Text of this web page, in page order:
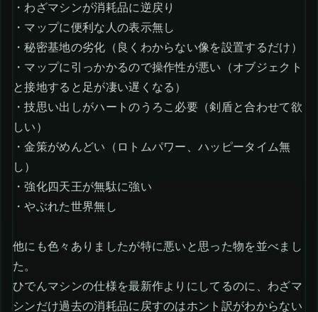
・わざマシンが消耗品に逆戻り
・マップに便利な人の表示無し
・秘密基地の劣化（良くわからない像を設置するだけ）
・マップに引っかかるので操作性が悪い（オブジェクト
と接地すると足が凄い遅くなる）
・技思い出しがハートのうろこ必要（剣盾と合わせて欲
しい）
・金策がめんどい（ロトムパワー、ハッピータイム無
し）
・強化四天王が無駄に強い
・やぶれた世界無し
他にも色々ありましたが特に悪いと思った物を並べまし
た。
ひでんマシンの仕様を最新作よりにしてるのに、わざマ
シンだけ過去の消耗品に戻すのはホント訳がわからない